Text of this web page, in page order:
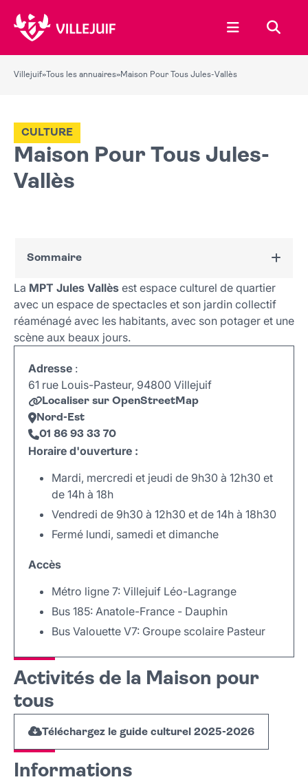
Ouvrir le
Villejuif» Tous les annuaires»Maison Pour Tous Jules-Vallès
Maison Pour Tous Jules-
Vallès
CULTURE
Sommaire
Activités de la Maison pour tous
Informations complémentaires
La MPT Jules Vallès est espace culturel de quartier
avec un espace de spectacles et son jardin collectif
réaménagé avec les habitants, avec son potager et une
scène aux beaux jours.
Adresse :
61 rue Louis-Pasteur, 94800 Villejuif
Localiser sur OpenStreetMap
Nord-Est
01 86 93 33 70
Horaire d'ouverture :
Mardi, mercredi et jeudi de 9h30 à 12h30 et
de 14h à 18h
Vendredi de 9h30 à 12h30 et de 14h à 18h30
Fermé lundi, samedi et dimanche
Accès
Métro ligne 7: Villejuif Léo-Lagrange
Bus 185: Anatole-France - Dauphin
Bus Valouette V7: Groupe scolaire Pasteur
+
−
Leaflet |©OpenStreetMap
Activités de la Maison pour
tous
Téléchargez le guide culturel 2025-2026
Informations